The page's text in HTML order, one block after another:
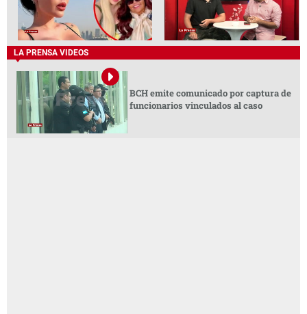
LA PRENSA VIDEOS
BCH emite comunicado por captura de
funcionarios vinculados al caso